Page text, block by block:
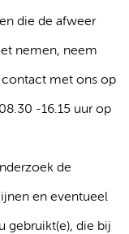
die de afweer
nemen, neem
met ons op
-16.15 uur op
de
en eventueel
gebruikt(e), die bij